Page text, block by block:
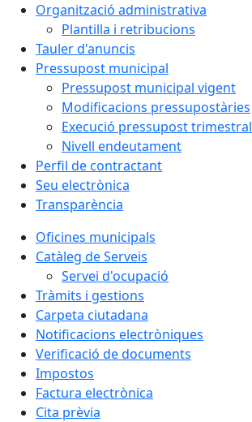
Organització administrativa
Plantilla i retribucions
Tauler d'anuncis
Pressupost municipal
Pressupost municipal vigent
Modificacions pressupostàries
Execució pressupost trimestral
Nivell endeutament
Perfil de contractant
Seu electrònica
Transparència
Oficines municipals
Catàleg de Serveis
Servei d'ocupació
Tràmits i gestions
Carpeta ciutadana
Notificacions electròniques
Verificació de documents
Impostos
Factura electrònica
Cita prèvia